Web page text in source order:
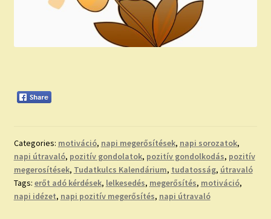
Categories: motiváció, napi megerősítések, napi sorozatok,
napi útravaló, pozitív gondolatok, pozitív gondolkodás, pozitív
megerosítések, Tudatkulcs Kalendárium, tudatosság, útravaló
Tags: erőt adó kérdések, lelkesedés, megerősítés, motiváció,
napi idézet, napi pozitív megerősítés, napi útravaló